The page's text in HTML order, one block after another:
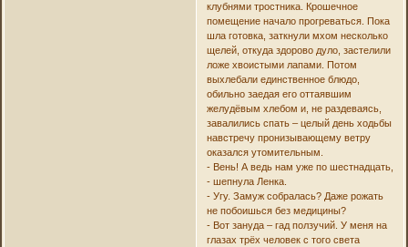
клубнями тростника. Крошечное
помещение начало прогреваться. Пока
шла готовка, заткнули мхом несколько
щелей, откуда здорово дуло, застелили
ложе хвоистыми лапами. Потом
выхлебали единственное блюдо,
обильно заедая его оттаявшим
желудёвым хлебом и, не раздеваясь,
завалились спать – целый день ходьбы
навстречу пронизывающему ветру
оказался утомительным.
- Вень! А ведь нам уже по шестнадцать,
- шепнула Ленка.
- Угу. Замуж собралась? Даже рожать
не побоишься без медицины?
- Вот зануда – гад ползучий. У меня на
глазах трёх человек с того света